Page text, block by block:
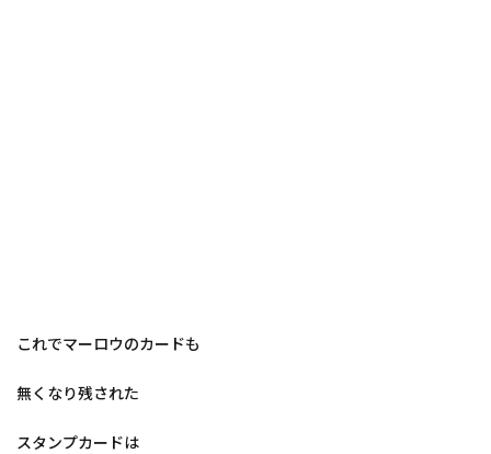
これでマーロウのカードも
無くなり残された
スタンプカードは